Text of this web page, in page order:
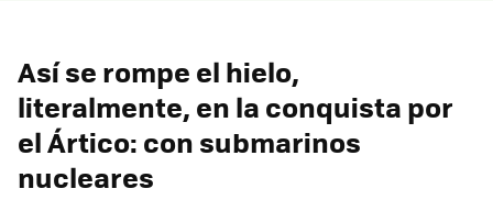
Así se rompe el hielo,
literalmente, en la conquista por
el Ártico: con submarinos
nucleares